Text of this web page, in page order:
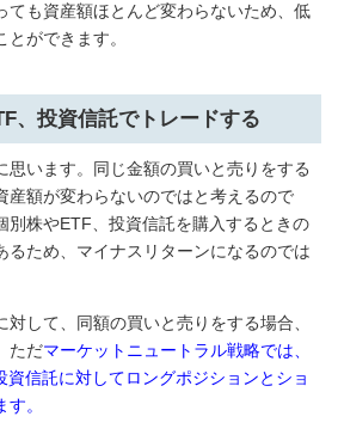
ても資産額ほとんど変わらないため、低
ができます。
、投資信託でトレードする
思います。同じ金額の買いと売りをする
産額が変わらないのではと考えるので
別株やETF、投資信託を購入するときの
るため、マイナスリターンになるのでは
して、同額の買いと売りをする場合、
ただマーケットニュートラル戦略では、
信託に対してロングポジションとショ
。